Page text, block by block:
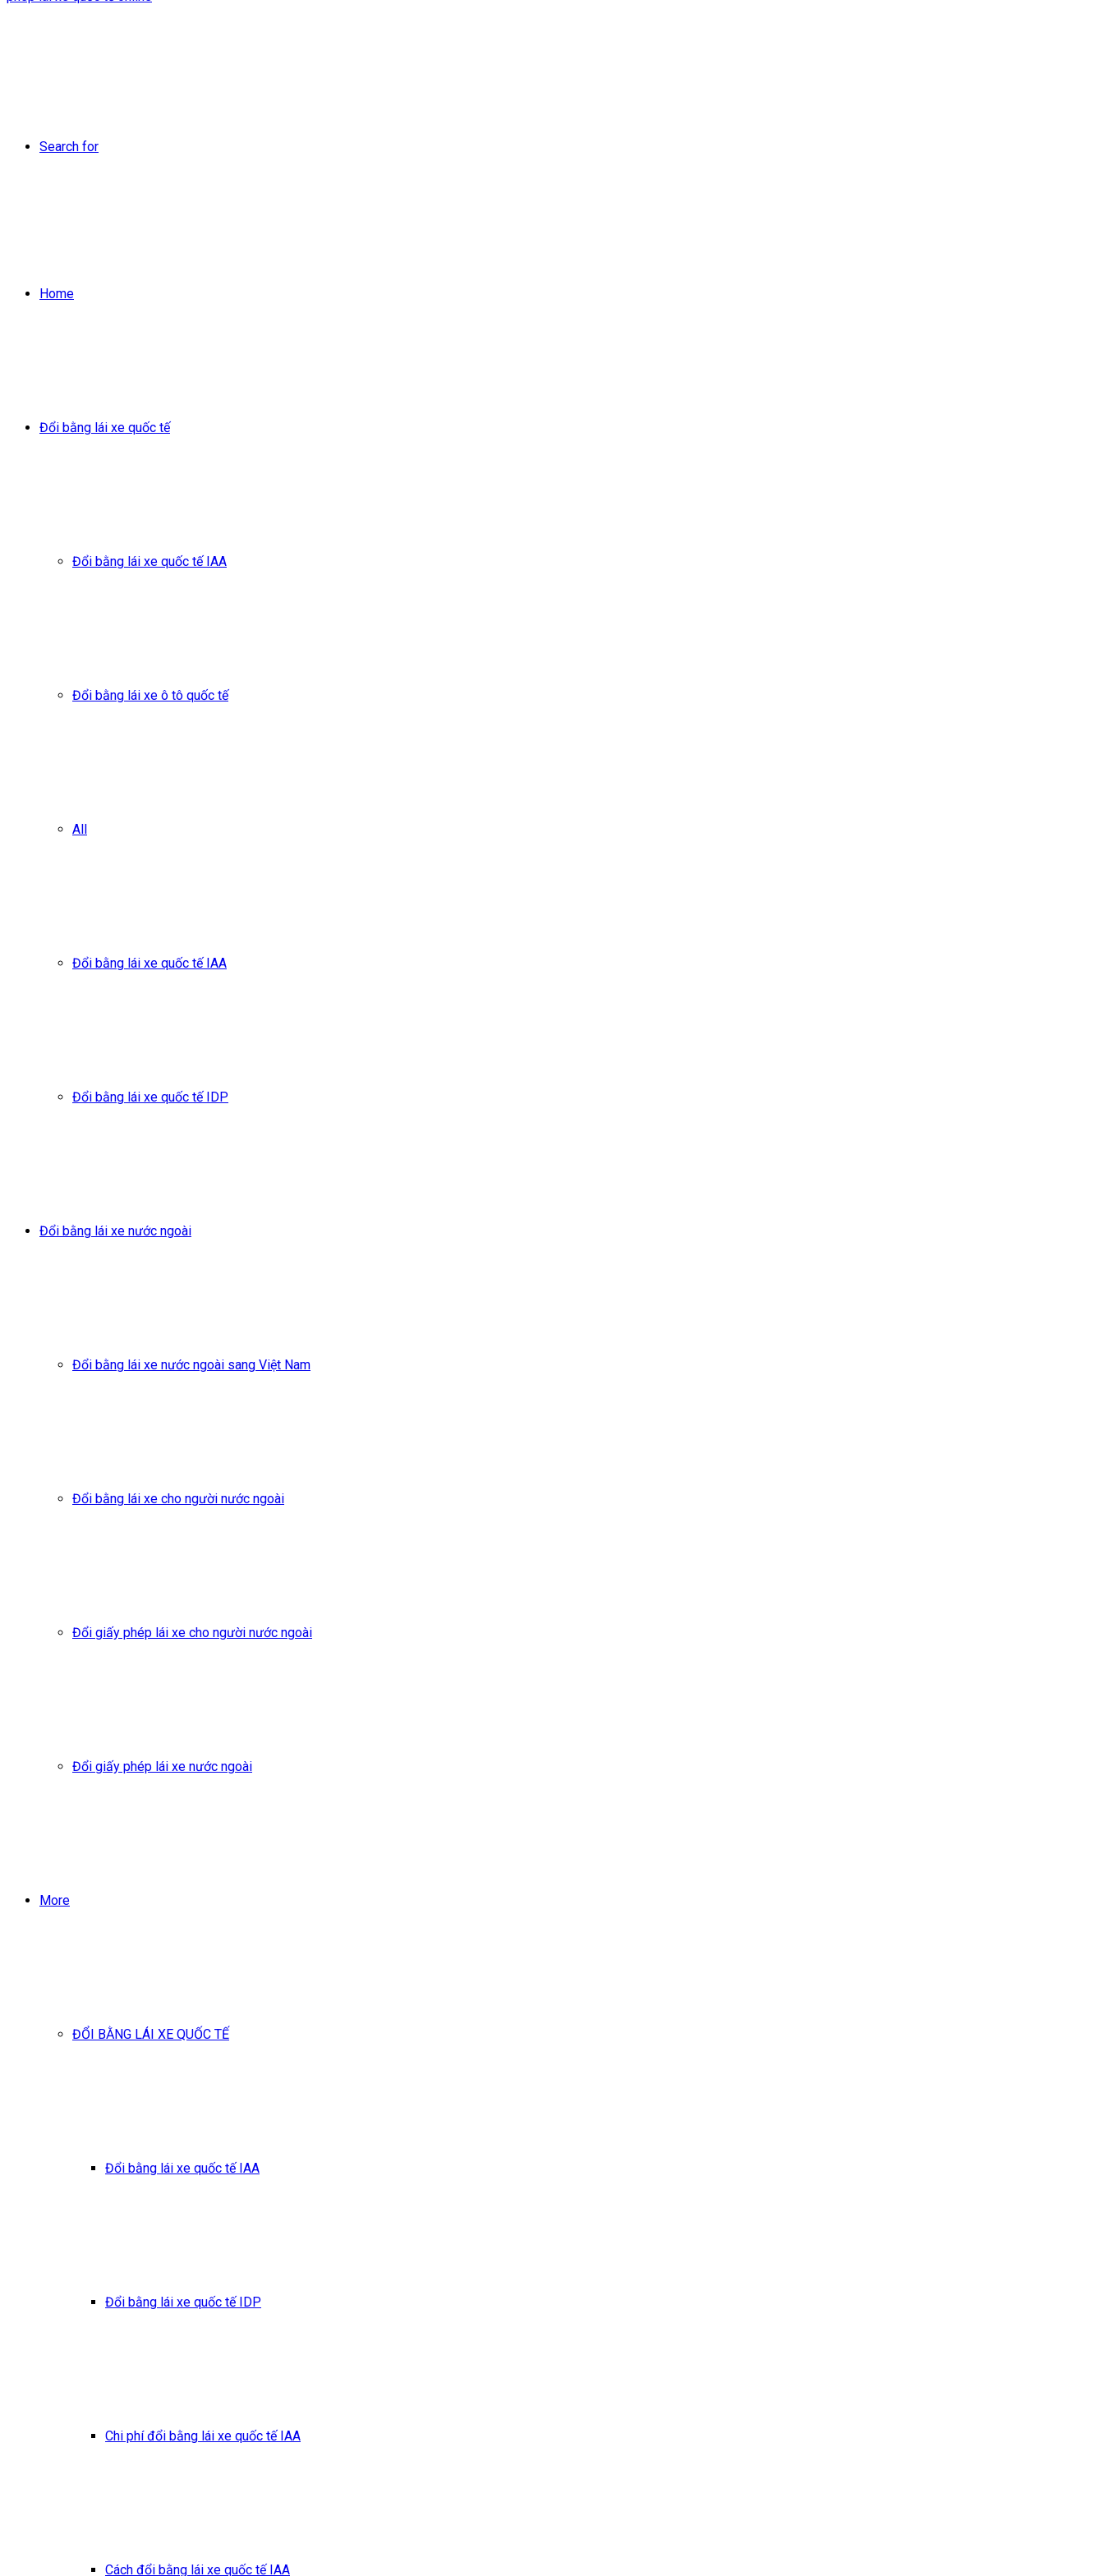
Search for
Home
Đổi bằng lái xe quốc tế
Đổi bằng lái xe quốc tế IAA
Đổi bằng lái xe ô tô quốc tế
All
Đổi bằng lái xe quốc tế IAA
Đổi bằng lái xe quốc tế IDP
Đổi bằng lái xe nước ngoài
Đổi bằng lái xe nước ngoài sang Việt Nam
Đổi bằng lái xe cho người nước ngoài
Đổi giấy phép lái xe cho người nước ngoài
Đổi giấy phép lái xe nước ngoài
More
ĐỔI BẰNG LÁI XE QUỐC TẾ
Đổi bằng lái xe quốc tế IAA
Đổi bằng lái xe quốc tế IDP
Chi phí đổi bằng lái xe quốc tế IAA
Cách đổi bằng lái xe quốc tế IAA